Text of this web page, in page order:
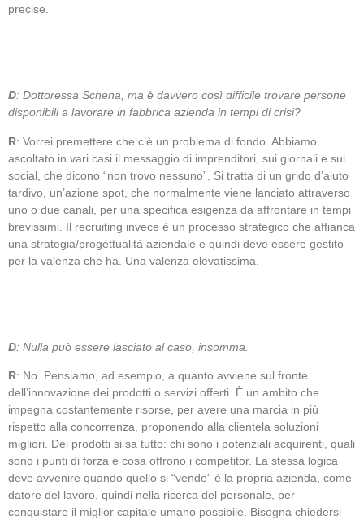
precise.
D: Dottoressa Schena, ma è davvero così difficile trovare persone
disponibili a lavorare in fabbrica azienda in tempi di crisi?
R: Vorrei premettere che c’è un problema di fondo. Abbiamo
ascoltato in vari casi il messaggio di imprenditori, sui giornali e sui
social, che dicono “non trovo nessuno”. Si tratta di un grido d’aiuto
tardivo, un’azione spot, che normalmente viene lanciato attraverso
uno o due canali, per una specifica esigenza da affrontare in tempi
brevissimi. Il recruiting invece è un processo strategico che affianca
una strategia/progettualità aziendale e quindi deve essere gestito
per la valenza che ha. Una valenza elevatissima.
D: Nulla può essere lasciato al caso, insomma.
R: No. Pensiamo, ad esempio, a quanto avviene sul fronte
dell’innovazione dei prodotti o servizi offerti. È un ambito che
impegna costantemente risorse, per avere una marcia in più
rispetto alla concorrenza, proponendo alla clientela soluzioni
migliori. Dei prodotti si sa tutto: chi sono i potenziali acquirenti, quali
sono i punti di forza e cosa offrono i competitor. La stessa logica
deve avvenire quando quello si “vende” è la propria azienda, come
datore del lavoro, quindi nella ricerca del personale, per
conquistare il miglior capitale umano possibile. Bisogna chiedersi